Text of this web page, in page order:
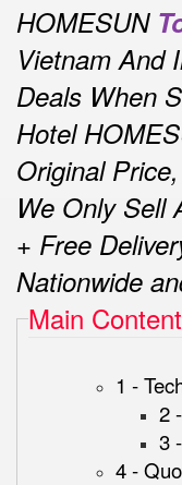
HOMESUN
Vietnam And
Deals When
Hotel
Original
We Only Sell
+ Free
Nationwide
Main
1 -
2
3
4 -